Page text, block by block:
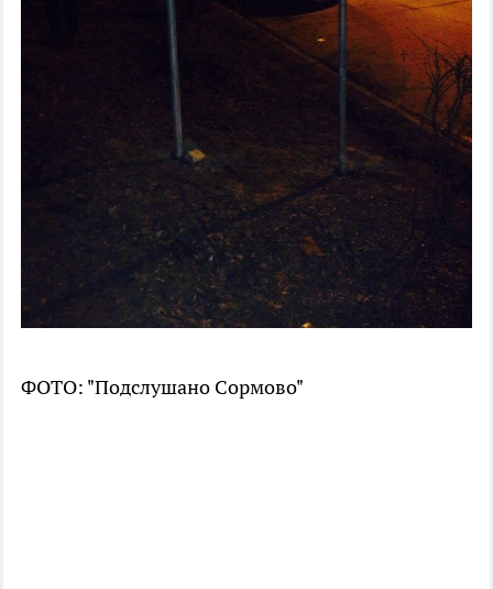
ФОТО: "Подслушано Сормово"